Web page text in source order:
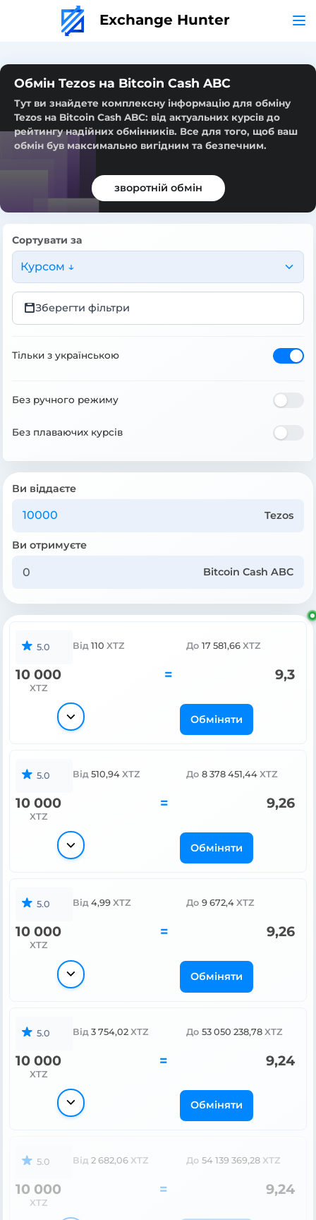
Exchange Hunter
Обмін Tezos на Bitcoin Cash ABC
Тут ви знайдете комплексну інформацію для обміну
Tezos на Bitcoin Cash ABC: від актуальних курсів до
рейтингу надійних обмінників. Все для того, щоб ваш
обмін був максимально вигідним та безпечним.
зворотній обмін
Сортувати за
Курсом ↓
Зберегти фільтри
Тільки з українською
Без ручного режиму
Без плаваючих курсів
Ви віддаєте
Tezos
Ви отримуєте
Bitcoin Cash ABC
5.0 Від 110 XTZ До 17 581,66 XTZ
10 000
XTZ
= 9,3
Обміняти
5.0 Від 510,94 XTZ До 8 378 451,44 XTZ
10 000
XTZ
= 9,26
Обміняти
5.0 Від 4,99 XTZ До 9 672,4 XTZ
10 000
XTZ
= 9,26
Обміняти
5.0 Від 3 754,02 XTZ До 53 050 238,78 XTZ
10 000
XTZ
= 9,24
Обміняти
5.0 Від 2 682,06 XTZ До 54 139 369,28 XTZ
10 000
XTZ
= 9,24